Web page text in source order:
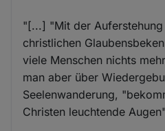
"[...] "Mit der
christlichen
viele Menschen nichts
man aber über
Seelenwanderung,
Christen leuchtende